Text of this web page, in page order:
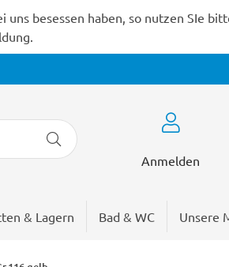
besessen haben, so nutzen SIe
Anmelden
& Lagern Bad & WC Unsere